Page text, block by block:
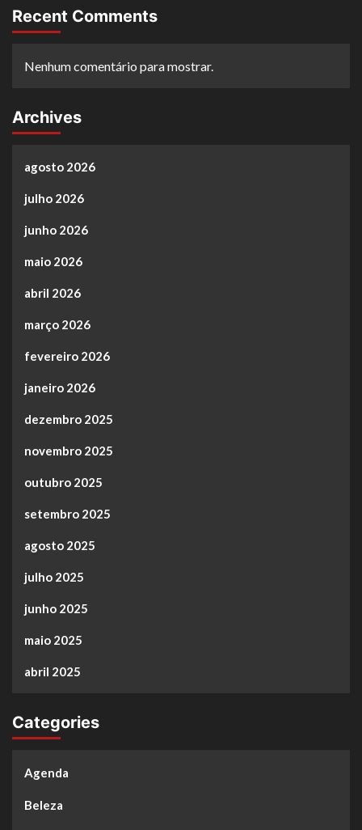
Recent Comments
Nenhum comentário para mostrar.
Archives
agosto 2026
julho 2026
junho 2026
maio 2026
abril 2026
março 2026
fevereiro 2026
janeiro 2026
dezembro 2025
novembro 2025
outubro 2025
setembro 2025
agosto 2025
julho 2025
junho 2025
maio 2025
abril 2025
Categories
Agenda
Beleza